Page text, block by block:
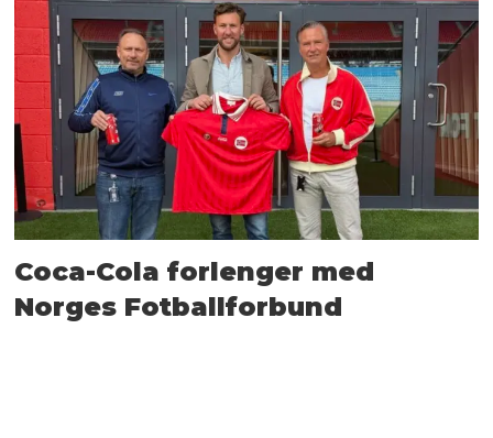
Coca-Cola forlenger med
Norges Fotballforbund